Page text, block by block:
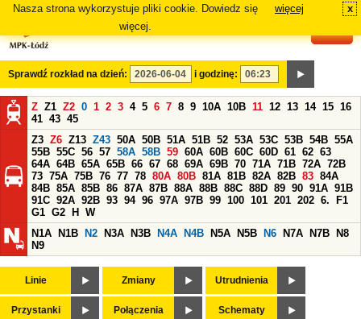
Nasza strona wykorzystuje pliki cookie. Dowiedz się
więcej.
więcej x
Sprawdź rozkład na dzień: i godzinę:
Z Z1 Z2 0 1 2 3 4 5 6 7 8 9 10A 10B 11 12 13 14 15 16
41 43 45
Z3 Z6 Z13 Z43 50A 50B 51A 51B 52 53A 53C 53B 54B 55A
55B 55C 56 57 58A 58B 59 60A 60B 60C 60D 61 62 63
64A 64B 65A 65B 66 67 68 69A 69B 70 71A 71B 72A 72B
73 75A 75B 76 77 78 80A 80B 81A 81B 82A 82B 83 84A
84B 85A 85B 86 87A 87B 88A 88B 88C 88D 89 90 91A 91B
91C 92A 92B 93 94 96 97A 97B 99 100 101 201 202 6.
F1
G1 G2 H
W
N1A
N1B N2 N3A N3B N4A N4B N5A N5B N6 N7A N7B
N8
N9
Linie Zmiany Utrudnienia
Przystanki Połączenia Schematy